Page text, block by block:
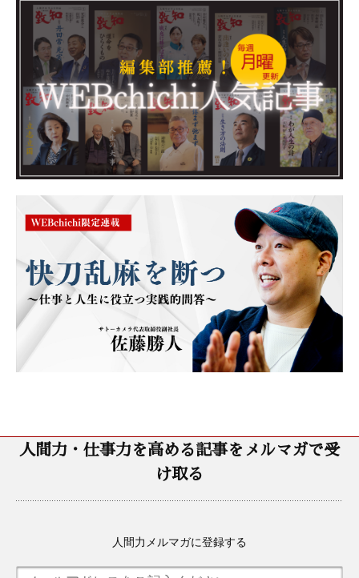
人間力・仕事力を高める記事をメルマガで受
け取る
人間力メルマガに登録する